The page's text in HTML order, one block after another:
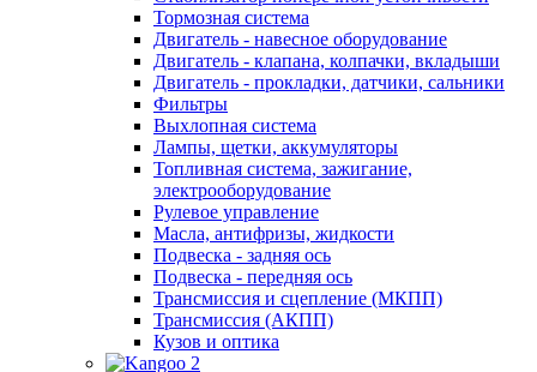
Тормозная система
Двигатель - навесное оборудование
Двигатель - клапана, колпачки, вкладыши
Двигатель - прокладки, датчики, сальники
Фильтры
Выхлопная система
Лампы, щетки, аккумуляторы
Топливная система, зажигание,
электрооборудование
Рулевое управление
Масла, антифризы, жидкости
Подвеска - задняя ось
Подвеска - передняя ось
Трансмиссия и сцепление (МКПП)
Трансмиссия (АКПП)
Кузов и оптика